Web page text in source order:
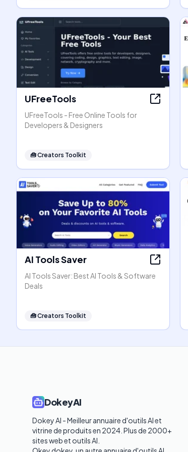
UFreeTools
UFreeTools - Free Online Tools for
Developers & Designers
🧰Creators Toolkit
AI Tools Saver
AI Tools Saver: Best AI Tools & Software
Deals
🧰Creators Toolkit
DokeyAI
Dokey AI - Meilleur annuaire d'outils AI et
vitrine de produits en 2024. Plus de 2000+
sites web et outils AI.